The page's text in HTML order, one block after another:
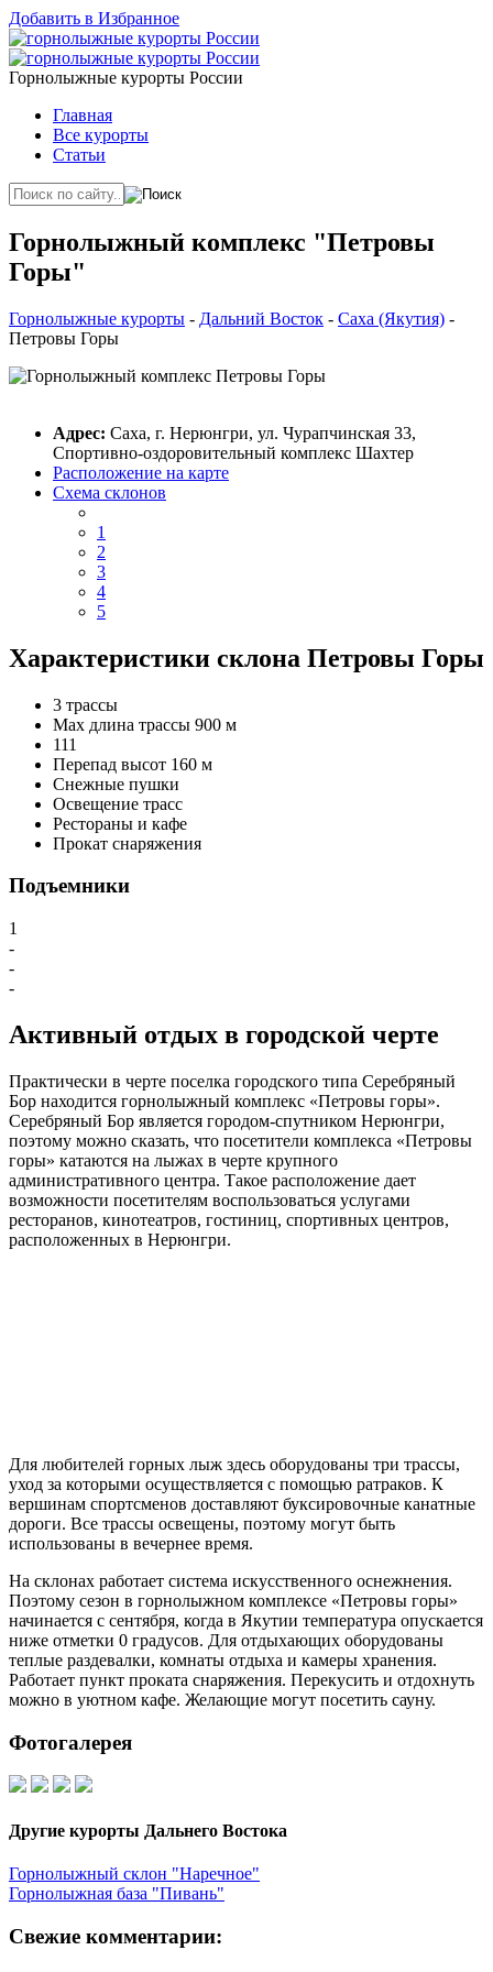
Добавить в Избранное
Горнолыжные курорты России
Главная
Все курорты
Статьи
Горнолыжный комплекс "Петровы
Горы"
Горнолыжные курорты - Дальний Восток - Саха (Якутия) -
Петровы Горы
Адрес: Саха, г. Нерюнгри, ул. Чурапчинская 33,
Спортивно-оздоровительный комплекс Шахтер
Расположение на карте
Схема склонов
1
2
3
4
5
Характеристики склона Петровы Горы
3 трассы
Max длина трассы 900 м
111
Перепад высот 160 м
Снежные пушки
Освещение трасс
Рестораны и кафе
Прокат снаряжения
Подъемники
1
-
-
-
Активный отдых в городской черте
Практически в черте поселка городского типа Серебряный
Бор находится горнолыжный комплекс «Петровы горы».
Серебряный Бор является городом-спутником Нерюнгри,
поэтому можно сказать, что посетители комплекса «Петровы
горы» катаются на лыжах в черте крупного
административного центра. Такое расположение дает
возможности посетителям воспользоваться услугами
ресторанов, кинотеатров, гостиниц, спортивных центров,
расположенных в Нерюнгри.
Для любителей горных лыж здесь оборудованы три трассы,
уход за которыми осуществляется с помощью ратраков. К
вершинам спортсменов доставляют буксировочные канатные
дороги. Все трассы освещены, поэтому могут быть
использованы в вечернее время.
На склонах работает система искусственного оснежнения.
Поэтому сезон в горнолыжном комплексе «Петровы горы»
начинается с сентября, когда в Якутии температура опускается
ниже отметки 0 градусов. Для отдыхающих оборудованы
теплые раздевалки, комнаты отдыха и камеры хранения.
Работает пункт проката снаряжения. Перекусить и отдохнуть
можно в уютном кафе. Желающие могут посетить сауну.
Фотогалерея
Другие курорты Дальнего Востока
Горнолыжный склон "Наречное"
Горнолыжная база "Пивань"
Свежие комментарии: